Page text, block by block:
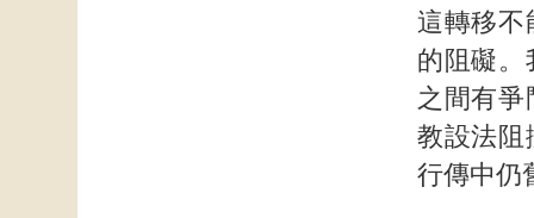
這轉移不
的阻礙。
之間有
教設法阻
行傳中仍